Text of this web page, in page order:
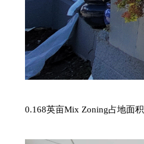
0.168英亩Mix Zoning占地面积